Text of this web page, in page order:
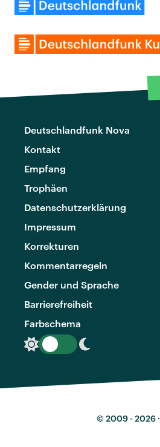
Deutschlandfunk Nova
Kontakt
Empfang
Trophäen
Datenschutzerklärung
Impressum
Korrekturen
Kommentarregeln
Gender und Sprache
Barrierefreiheit
Farbschema
© 2009 - 2026 ·